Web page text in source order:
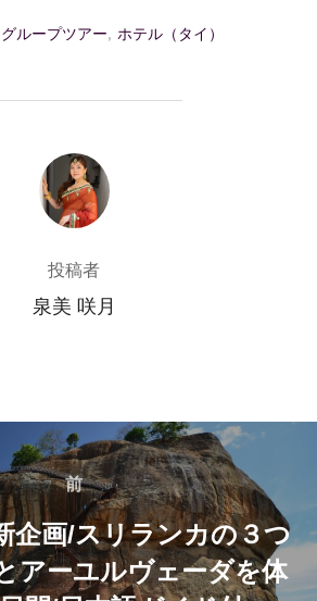
ループツアー, ホテル（タイ）
投稿者
投稿者
泉美 咲月
前
前
企画/スリランカの３つ
アーユルヴェーダを体